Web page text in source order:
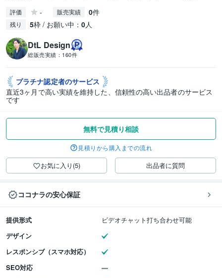
評価 - 販売実績 0件
残り 5枠 / お願い中： 0人
DtL Design
総販売実績： 160件
プラチナ認定者のサービス
直近3ヶ月で高い実績を維持した、信頼性の高い出品者のサービス
です
無料で見積り相談
見積りから購入までの流れ
お気に入り(5) 出品者に質問
ココナラの安心保証
提供形式
ビデオチャット打ち合わせ可能
デザイン
レスポンシブ（スマホ対応）
SEO対応